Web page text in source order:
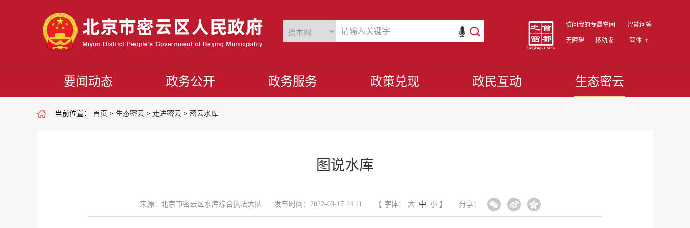
访问我的专属空间 智能问答
无障碍 移动版 简体
要闻动态 政务公开 政务服务 政策兑现 政民互动 生态密云
当前位置： 首页 > 生态密云 > 走进密云 > 密云水库
图说水库
来源：北京市密云区水库综合执法大队 发布时间：2022-03-17 14:11 【 字体： 大 中 小】 分享：